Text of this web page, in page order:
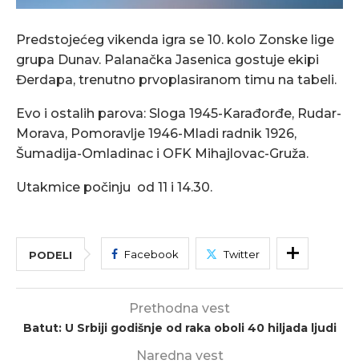
Predstojećeg vikenda igra se 10. kolo Zonske lige
grupa Dunav. Palanačka Jasenica gostuje ekipi
Đerdapa, trenutno prvoplasiranom timu na tabeli.
Evo i ostalih parova: Sloga 1945-Karađorđe, Rudar-
Morava, Pomoravlje 1946-Mladi radnik 1926,
Šumadija-Omladinac i OFK Mihajlovac-Gruža.
Utakmice počinju od 11 i 14.30.
PODELI Facebook Twitter
Prethodna vest
Batut: U Srbiji godišnje od raka oboli 40 hiljada ljudi
Naredna vest